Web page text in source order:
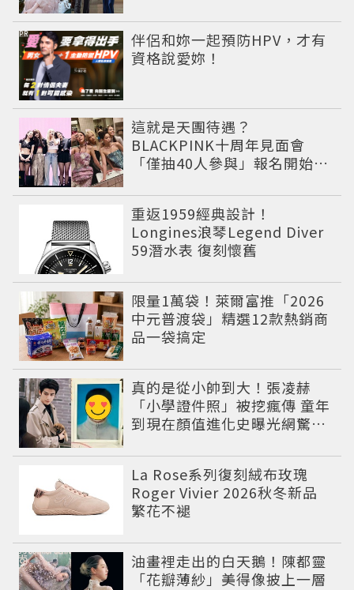
伴侶和妳一起預防HPV，才有
資格說愛妳！
PR
這就是天團待遇？
BLACKPINK十周年見面會
「僅抽40人參與」報名開始到
重返1959經典設計！
Longines浪琴Legend Diver
59潛水表 復刻懷舊
限量1萬袋！萊爾富推「2026
中元普渡袋」精選12款熱銷商
品一袋搞定
真的是從小帥到大！張凌赫
「小學證件照」被挖瘋傳 童年
到現在顏值進化史曝光網驚：
La Rose系列復刻絨布玫瑰
Roger Vivier 2026秋冬新品
繁花不褪
油畫裡走出的白天鵝！陳都靈
「花瓣薄紗」美得像披上一層